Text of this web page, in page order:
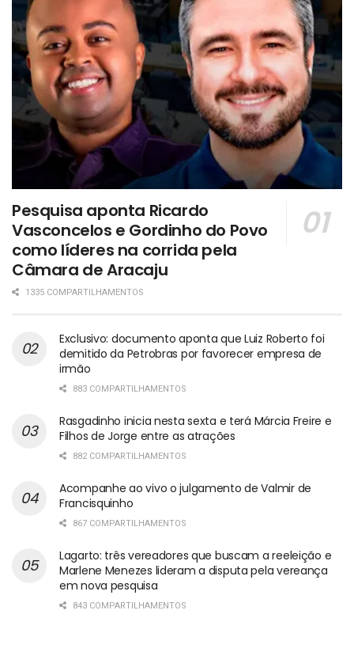
Pesquisa aponta Ricardo
Vasconcelos e Gordinho do Povo
como líderes na corrida pela
Câmara de Aracaju
1335 COMPARTILHAMENTOS
Exclusivo: documento aponta que Luiz Roberto foi
demitido da Petrobras por favorecer empresa de
irmão
883 COMPARTILHAMENTOS
Rasgadinho inicia nesta sexta e terá Márcia Freire e
Filhos de Jorge entre as atrações
882 COMPARTILHAMENTOS
Acompanhe ao vivo o julgamento de Valmir de
Francisquinho
867 COMPARTILHAMENTOS
Lagarto: três vereadores que buscam a reeleição e
Marlene Menezes lideram a disputa pela vereança
em nova pesquisa
843 COMPARTILHAMENTOS